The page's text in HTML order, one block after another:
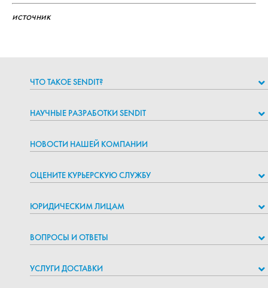
ЧТО ТАКОЕ SENDIT?
НАУЧНЫЕ РАЗРАБОТКИ SENDIT
НОВОСТИ НАШЕЙ КОМПАНИИ
ОЦЕНИТЕ КУРЬЕРСКУЮ СЛУЖБУ
ЮРИДИЧЕСКИМ ЛИЦАМ
ВОПРОСЫ И ОТВЕТЫ
УСЛУГИ ДОСТАВКИ
источник